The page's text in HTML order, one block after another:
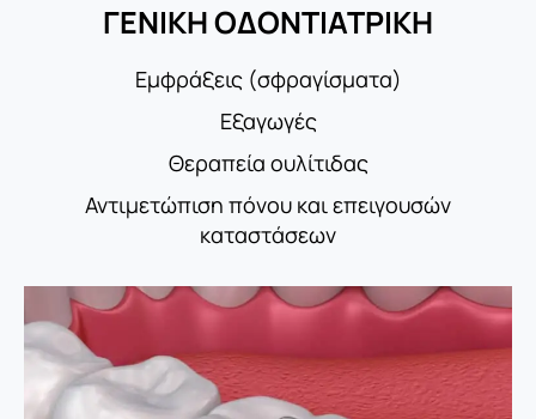
ΓΕΝΙΚΗ ΟΔΟΝΤΙΑΤΡΙΚΗ
Εμφράξεις (σφραγίσματα)
Εξαγωγές
Θεραπεία ουλίτιδας
Αντιμετώπιση πόνου και επειγουσών
καταστάσεων